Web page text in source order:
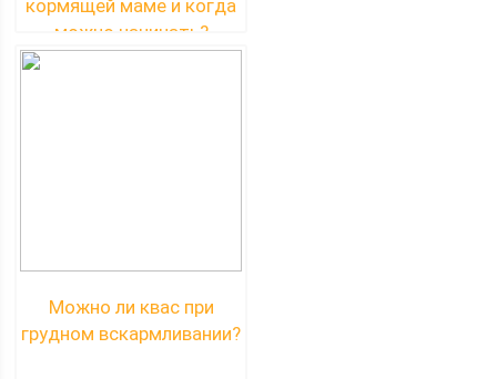
кормящей маме и когда
можно начинать?
Можно ли квас при
грудном вскармливании?